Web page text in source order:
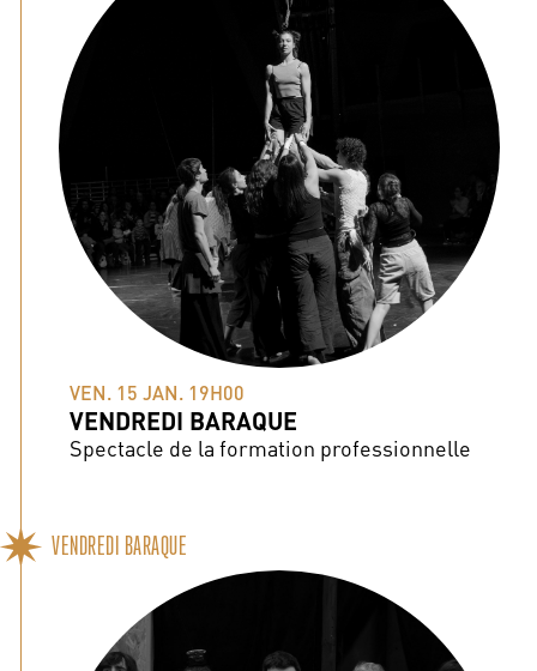
VEN. 15 JAN. 19H00
VENDREDI BARAQUE
Spectacle de la formation professionnelle
VENDREDI BARAQUE